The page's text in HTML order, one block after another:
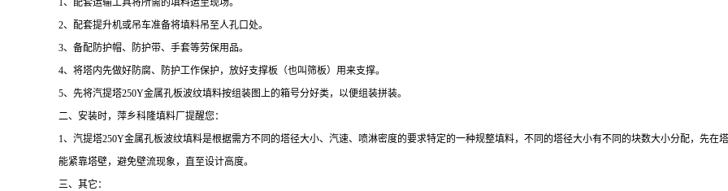
1、配套运输工具将所需的填料运至现场。
2、配套提升机或吊车准备将填料吊至人孔口处。
3、备配防护帽、防护带、手套等劳保用品。
4、将塔内先做好防腐、防护工作保护，放好支撑板（也叫筛板）用来支撑。
5、先将汽提塔250Y金属孔板波纹填料按组装图上的箱号分好类，以便组装拼装。
二、安装时，萍乡科隆填料厂提醒您：
1、汽提塔250Y金属孔板波纹填料是根据需方不同的塔径大小、汽速、喷淋密度的要求特定的一种规整填料，不同的塔径大小有不同的块数大小分配，先在
能紧靠塔壁，避免壁流现象，直至设计高度。
三、其它：